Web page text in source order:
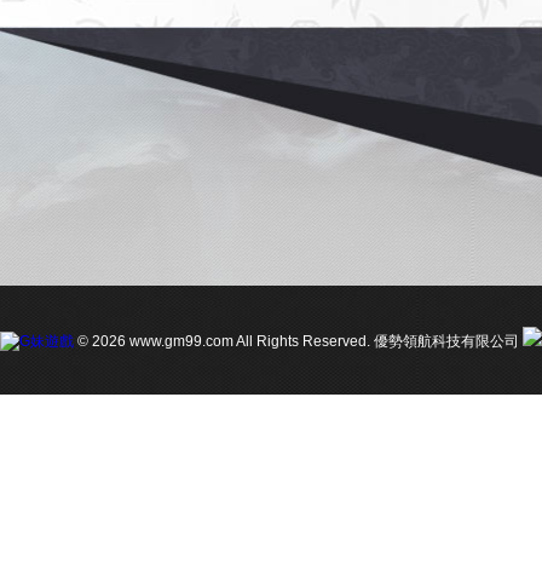
© 2026 www.gm99.com All Rights Reserved. 優勢領航科技有限公司